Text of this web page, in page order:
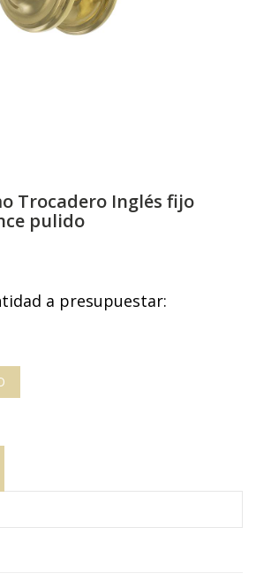
Trocadero Inglés fijo
pulido
a presupuestar: